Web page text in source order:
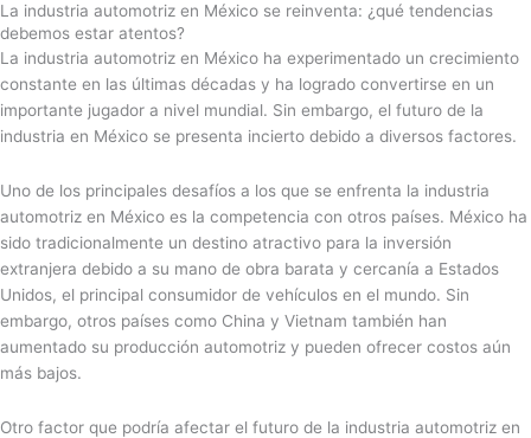
La industria automotriz en México se reinventa: ¿qué tendencias
debemos estar atentos?
La industria automotriz en México ha experimentado un crecimiento
constante en las últimas décadas y ha logrado convertirse en un
importante jugador a nivel mundial. Sin embargo, el futuro de la
industria en México se presenta incierto debido a diversos factores.
Uno de los principales desafíos a los que se enfrenta la industria
automotriz en México es la competencia con otros países. México ha
sido tradicionalmente un destino atractivo para la inversión
extranjera debido a su mano de obra barata y cercanía a Estados
Unidos, el principal consumidor de vehículos en el mundo. Sin
embargo, otros países como China y Vietnam también han
aumentado su producción automotriz y pueden ofrecer costos aún
más bajos.
Otro factor que podría afectar el futuro de la industria automotriz en